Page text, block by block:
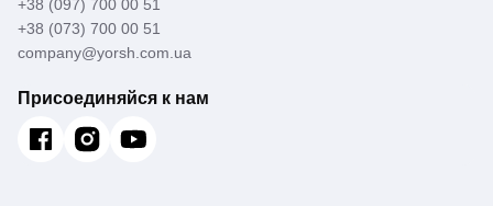
+38 (097) 700 00 51
+38 (073) 700 00 51
company@yorsh.com.ua
Присоединяйся к нам